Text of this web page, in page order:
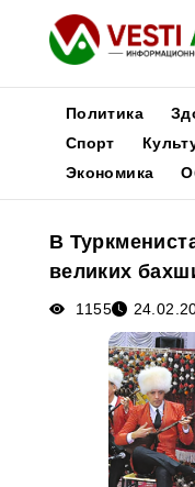
Новости
Медиа
Афиша
Политика
Спорт
Экономика
В
великих
1155